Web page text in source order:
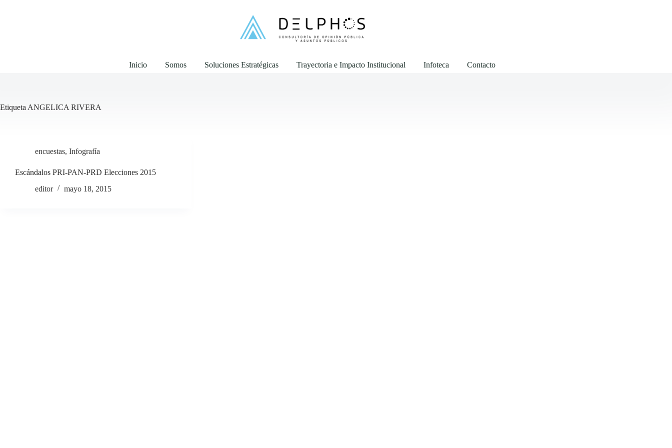
Inicio Somos Soluciones Estratégicas Trayectoria e Impacto Institucional Infoteca Contacto
Etiqueta ANGELICA RIVERA
encuestas, Infografía
Escándalos PRI-PAN-PRD Elecciones 2015
editor
mayo 18, 2015